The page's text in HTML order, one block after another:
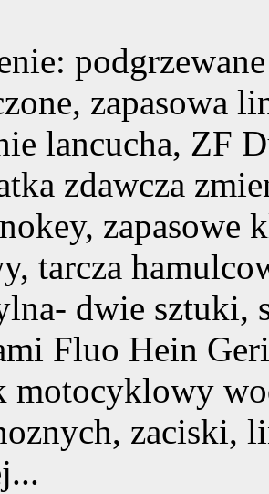
zapasowa
lancucha, ZF
zdawcza
zapasowe
tarcza
dwie sztuki,
Fluo Hein
motocyklowy
zaciski,